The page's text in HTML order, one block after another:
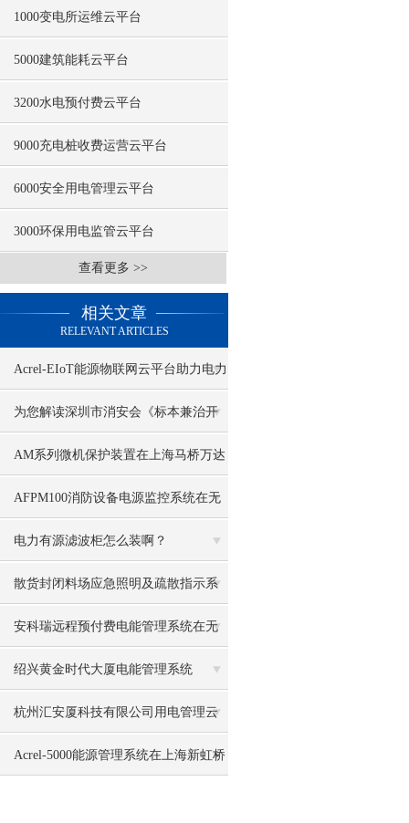
1000变电所运维云平台
5000建筑能耗云平台
3200水电预付费云平台
9000充电桩收费运营云平台
6000安全用电管理云平台
3000环保用电监管云平台
查看更多 >>
相关文章
RELEVANT ARTICLES
Acrel-EIoT能源物联网云平台助力电力
物联网数据服务
为您解读深圳市消安会《标本兼治开
展电气火灾隐患治理工作的意见》的
通知
AM系列微机保护装置在上海马桥万达
广场配电工程中的设计与应用
AFPM100消防设备电源监控系统在无
锡某危险品仓库应用
电力有源滤波柜怎么装啊？
散货封闭料场应急照明及疏散指示系
统的研究与应用
安科瑞远程预付费电能管理系统在无
锡海岸城BC地块项目的应用
绍兴黄金时代大厦电能管理系统
杭州汇安厦科技有限公司用电管理云
平台系统的设计与应用
Acrel-5000能源管理系统在上海新虹桥